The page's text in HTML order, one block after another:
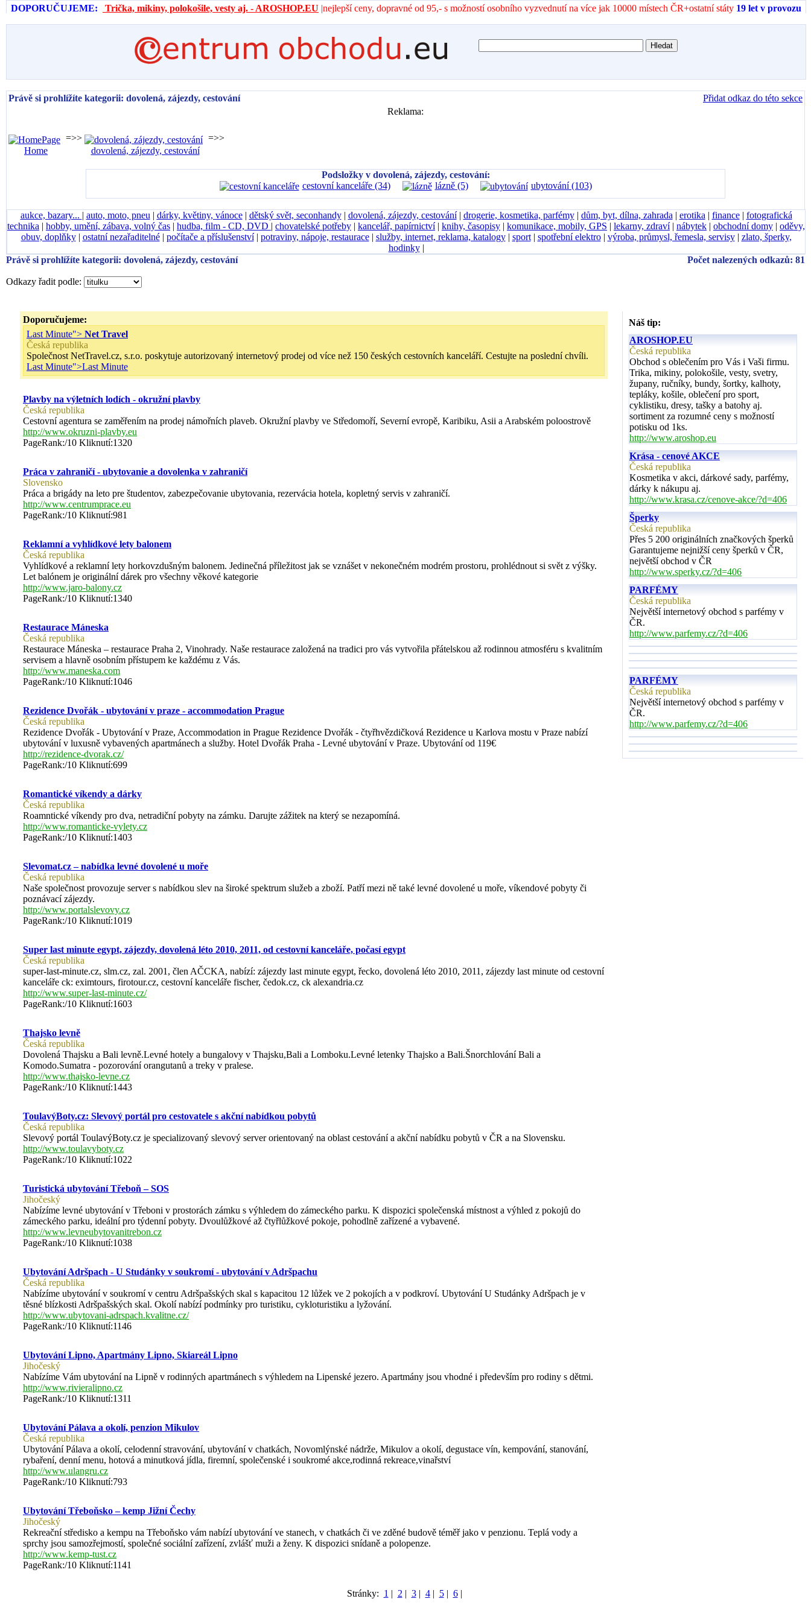
DOPORUČUJEME: Trička, mikiny, polokošile, vesty aj. - AROSHOP.EU |nejlepší ceny, dopravné od 95,- s možností osobního vyzvednutí na více jak 10000 místech ČR+ostatní státy 19 let v provozu
Právě si prohlížíte kategorii: dovolená, zájezdy, cestování
Přidat odkaz do této sekce
Reklama:
Home
=>>
dovolená, zájezdy, cestování
=>>
Podsložky v dovolená, zájezdy, cestování:
cestovní kanceláře (34)
lázně (5) ubytování (103)
aukce, bazary... | auto, moto, pneu | dárky, květiny, vánoce| dětský svět, seconhandy| dovolená, zájezdy, cestování| drogerie, kosmetika, parfémy| dům, byt, dílna, zahrada | erotika | finance| fotografická
technika | hobby, umění, zábava, volný čas | hudba, film - CD, DVD | chovatelské potřeby | kancelář, papírnictví| knihy, časopisy | komunikace, mobily, GPS | lekarny, zdraví| nábytek | obchodní domy | oděvy,
obuv, doplňky| ostatní nezařaditelné| počítače a příslušenství| potraviny, nápoje, restaurace| služby, internet, reklama, katalogy| sport| spotřební elektro| výroba, průmysl, řemesla, servisy| zlato, šperky,
hodinky|
Právě si prohlížíte kategorii: dovolená, zájezdy, cestování
Počet nalezených odkazů: 81
Odkazy řadit podle:
Doporučujeme:
Last Minute"> Net Travel
Česká republika
Společnost NetTravel.cz, s.r.o. poskytuje autorizovaný internetový prodej od více než 150 českých cestovních kanceláří. Cestujte na poslední chvíli.
Last Minute">Last Minute
Plavby na výletních lodích - okružní plavby
Česká republika
Cestovní agentura se zaměřením na prodej námořních plaveb. Okružní plavby ve Středomoří, Severní evropě, Karibiku, Asii a Arabském poloostrově
http://www.okruzni-plavby.eu
PageRank:/10 Kliknutí:1320
Práca v zahraničí - ubytovanie a dovolenka v zahraničí
Slovensko
Práca a brigády na leto pre študentov, zabezpečovanie ubytovania, rezervácia hotela, kopletný servis v zahraničí.
http://www.centrumprace.eu
PageRank:/10 Kliknutí:981
Reklamní a vyhlídkové lety balonem
Česká republika
Vyhlídkové a reklamní lety horkovzdušným balonem. Jedinečná příležitost jak se vznášet v nekonečném modrém prostoru, prohlédnout si svět z výšky.
Let balónem je originální dárek pro všechny věkové kategorie
http://www.jaro-balony.cz
PageRank:/10 Kliknutí:1340
Restaurace Máneska
Česká republika
Restaurace Máneska – restaurace Praha 2, Vinohrady. Naše restaurace založená na tradici pro vás vytvořila přátelskou až rodinnou atmosféru s kvalitním
servisem a hlavně osobním přístupem ke každému z Vás.
http://www.maneska.com
PageRank:/10 Kliknutí:1046
Rezidence Dvořák - ubytování v praze - accommodation Prague
Česká republika
Rezidence Dvořák - Ubytování v Praze, Accommodation in Prague Rezidence Dvořák - čtyřhvězdičková Rezidence u Karlova mostu v Praze nabízí
ubytování v luxusně vybavených apartmánech a služby. Hotel Dvořák Praha - Levné ubytování v Praze. Ubytování od 119€
http://rezidence-dvorak.cz/
PageRank:/10 Kliknutí:699
Romantické víkendy a dárky
Česká republika
Roamntické víkendy pro dva, netradiční pobyty na zámku. Darujte zážitek na který se nezapomíná.
http://www.romanticke-vylety.cz
PageRank:/10 Kliknutí:1403
Slevomat.cz – nabídka levné dovolené u moře
Česká republika
Naše společnost provozuje server s nabídkou slev na široké spektrum služeb a zboží. Patří mezi ně také levné dovolené u moře, víkendové pobyty či
poznávací zájezdy.
http://www.portalslevovy.cz
PageRank:/10 Kliknutí:1019
Super last minute egypt, zájezdy, dovolená léto 2010, 2011, od cestovní kanceláře, počasí egypt
Česká republika
super-last-minute.cz, slm.cz, zal. 2001, člen AČCKA, nabízí: zájezdy last minute egypt, řecko, dovolená léto 2010, 2011, zájezdy last minute od cestovní
kanceláře ck: eximtours, firotour.cz, cestovní kanceláře fischer, čedok.cz, ck alexandria.cz
http://www.super-last-minute.cz/
PageRank:/10 Kliknutí:1603
Thajsko levně
Česká republika
Dovolená Thajsku a Bali levně.Levné hotely a bungalovy v Thajsku,Bali a Lomboku.Levné letenky Thajsko a Bali.Šnorchlování Bali a
Komodo.Sumatra - pozorování orangutanů a treky v pralese.
http://www.thajsko-levne.cz
PageRank:/10 Kliknutí:1443
ToulavýBoty.cz: Slevový portál pro cestovatele s akční nabídkou pobytů
Česká republika
Slevový portál ToulavýBoty.cz je specializovaný slevový server orientovaný na oblast cestování a akční nabídku pobytů v ČR a na Slovensku.
http://www.toulavyboty.cz
PageRank:/10 Kliknutí:1022
Turistická ubytování Třeboň – SOS
Jihočeský
Nabízíme levné ubytování v Třeboni v prostorách zámku s výhledem do zámeckého parku. K dispozici společenská místnost a výhled z pokojů do
zámeckého parku, ideální pro týdenní pobyty. Dvoulůžkové až čtyřlůžkové pokoje, pohodlně zařízené a vybavené.
http://www.levneubytovanitrebon.cz
PageRank:/10 Kliknutí:1038
Ubytování Adršpach - U Studánky v soukromí - ubytování v Adršpachu
Česká republika
Nabízíme ubytování v soukromí v centru Adršpašských skal s kapacitou 12 lůžek ve 2 pokojích a v podkroví. Ubytování U Studánky Adršpach je v
těsné blízkosti Adršpašských skal. Okolí nabízí podmínky pro turistiku, cykloturistiku a lyžování.
http://www.ubytovani-adrspach.kvalitne.cz/
PageRank:/10 Kliknutí:1146
Ubytování Lipno, Apartmány Lipno, Skiareál Lipno
Jihočeský
Nabízíme Vám ubytování na Lipně v rodinných apartmánech s výhledem na Lipenské jezero. Apartmány jsou vhodné i především pro rodiny s dětmi.
http://www.rivieralipno.cz
PageRank:/10 Kliknutí:1311
Ubytování Pálava a okolí, penzion Mikulov
Česká republika
Ubytování Pálava a okolí, celodenní stravování, ubytování v chatkách, Novomlýnské nádrže, Mikulov a okolí, degustace vín, kempování, stanování,
rybaření, denní menu, hotová a minutková jídla, firemní, společenské i soukromé akce,rodinná rekreace,vinařství
http://www.ulangru.cz
PageRank:/10 Kliknutí:793
Ubytování Třeboňsko – kemp Jižní Čechy
Jihočeský
Rekreační středisko a kempu na Třeboňsko vám nabízí ubytování ve stanech, v chatkách či ve zděné budově téměř jako v penzionu. Teplá vody a
sprchy jsou samozřejmostí, společné sociální zařízení, zvlášť muži a ženy. K dispozici snídaně a polopenze.
http://www.kemp-tust.cz
PageRank:/10 Kliknutí:1141
Náš tip:
AROSHOP.EU
Česká republika
Obchod s oblečením pro Vás i Vaši firmu.
Trika, mikiny, polokošile, vesty, svetry,
župany, ručníky, bundy, šortky, kalhoty,
tepláky, košile, oblečení pro sport,
cyklistiku, dresy, tašky a batohy aj.
sortiment za rozumné ceny s možností
potisku od 1ks.
http://www.aroshop.eu
Krása - cenové AKCE
Česká republika
Kosmetika v akci, dárkové sady, parfémy,
dárky k nákupu aj.
http://www.krasa.cz/cenove-akce/?d=406
Šperky
Česká republika
Přes 5 200 originálních značkových šperků
Garantujeme nejnižší ceny šperků v ČR,
největší obchod v ČR
http://www.sperky.cz/?d=406
PARFÉMY
Česká republika
Největší internetový obchod s parfémy v
ČR.
http://www.parfemy.cz/?d=406
PARFÉMY
Česká republika
Největší internetový obchod s parfémy v
ČR.
http://www.parfemy.cz/?d=406
Stránky: 1 | 2 | 3| 4| 5| 6|